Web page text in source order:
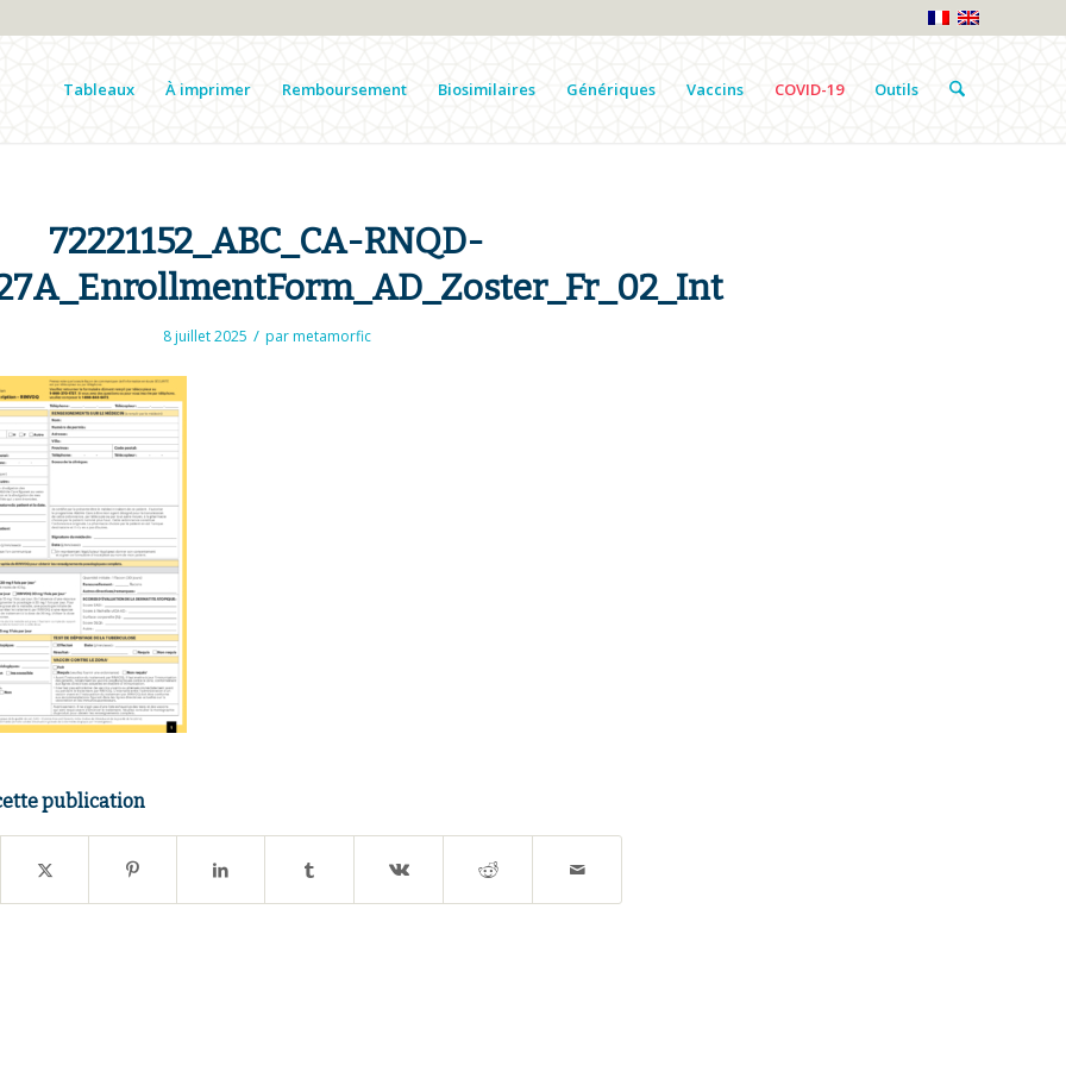
Tableaux À imprimer Remboursement Biosimilaires Génériques Vaccins COVID-19 Outils
72221152_ABC_CA-RNQD-
8 juillet 2025 / parmetamorfic
publication